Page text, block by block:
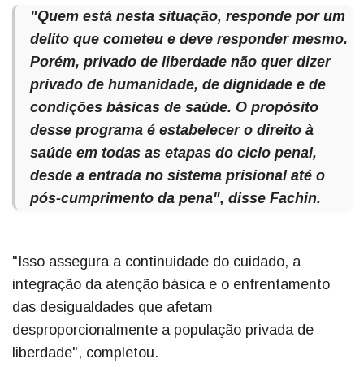
"Quem está nesta situação, responde por um
delito que cometeu e deve responder mesmo.
Porém, privado de liberdade não quer dizer
privado de humanidade, de dignidade e de
condições básicas de saúde. O propósito
desse programa é estabelecer o direito à
saúde em todas as etapas do ciclo penal,
desde a entrada no sistema prisional até o
pós-cumprimento da pena", disse Fachin.
"Isso assegura a continuidade do cuidado, a
integração da atenção básica e o enfrentamento
das desigualdades que afetam
desproporcionalmente a população privada de
liberdade", completou.